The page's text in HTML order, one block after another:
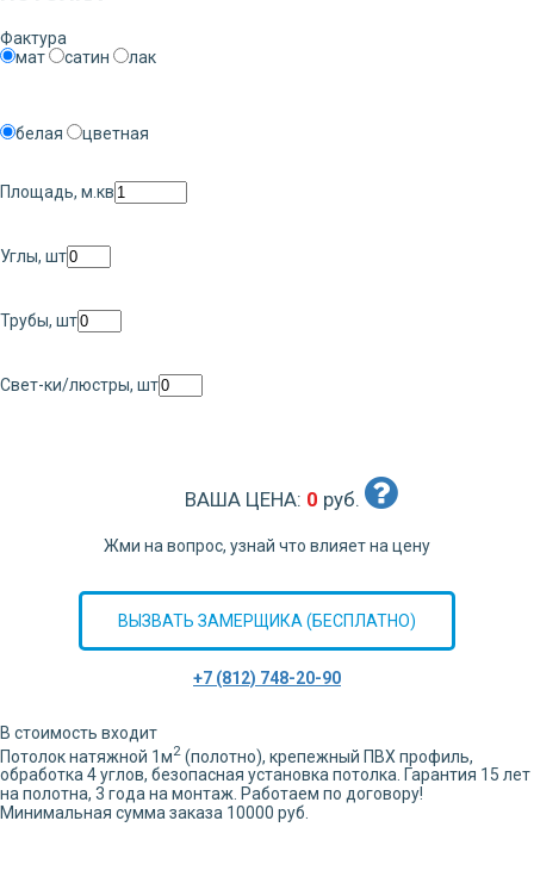
Фактура
мат
сатин лак
белая цветная
Площадь, м.кв
Углы, шт
Трубы, шт
Свет-ки/люстры, шт
ВАША ЦЕНА: 0 руб.
Жми на вопрос, узнай что влияет на цену
ВЫЗВАТЬ ЗАМЕРЩИКА (БЕСПЛАТНО)
+7 (812) 748-20-90
В стоимость входит
Потолок натяжной 1м2 (полотно), крепежный ПВХ профиль,
обработка4углов, безопасная установка потолка. Гарантия 15 лет
на полотна, 3 года на монтаж. Работаем по договору!
Минимальная сумма заказа 10000 руб.